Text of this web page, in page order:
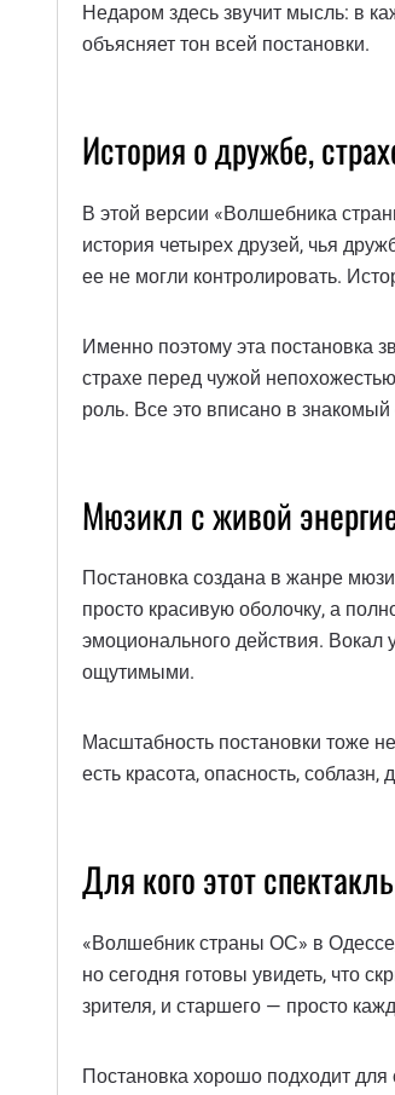
Недаром здесь звучит мысль: в
объясняет тон всей постановки.
История о дружбе,
В этой версии «Волшебника
история четырех друзей, чья
ее не могли контролировать.
Именно поэтому эта постановка
страхе перед чужой
роль. Все это вписано в
Мюзикл с живой
Постановка создана в жанре
просто красивую оболочку, а
эмоционального действия. Вокал
ощутимыми.
Масштабность постановки тоже
есть красота, опасность,
Для кого этот спектакль
«Волшебник страны ОС» в
но сегодня готовы увидеть, что
зрителя, и старшего — просто
Постановка хорошо подходит